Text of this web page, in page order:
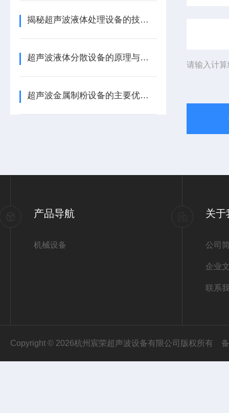
揭秘超声波液体处理设备的技术奥秘
超声波液体分散设备的原理与应用解析
超声波金属制粉设备的主要优势体现在哪些方面
请输入计
产品导航
机械设备
关于
公司
企业
联系
Copyright © 2026杭州宸荣超声波设备有限公司版权所有